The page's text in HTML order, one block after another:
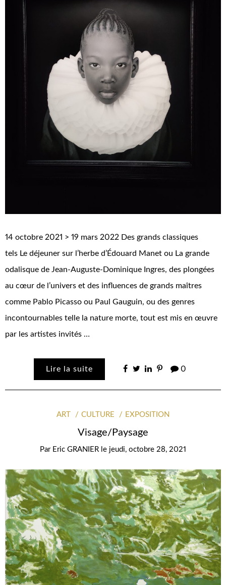
14 octobre 2021 > 19 mars 2022 Des grands classiques
tels Le déjeuner sur l’herbe d’Édouard Manet ou La grande
odalisque de Jean-Auguste-Dominique Ingres, des plongées
au cœur de l’univers et des influences de grands maîtres
comme Pablo Picasso ou Paul Gauguin, ou des genres
incontournables telle la nature morte, tout est mis en œuvre
par les artistes invités …
Lire la suite 0
ART CULTURE EXPOSITION
Visage/Paysage
Par Eric GRANIER le jeudi, octobre 28, 2021